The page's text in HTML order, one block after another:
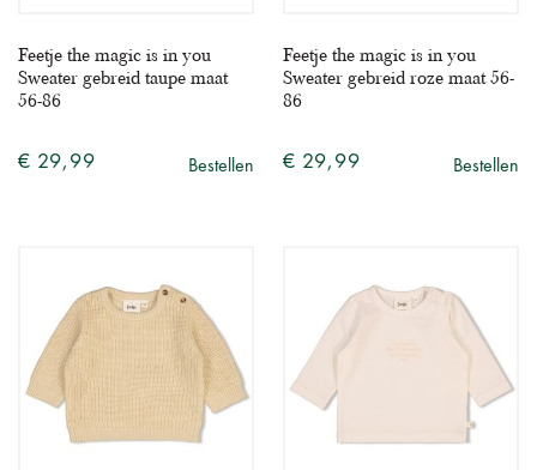
Feetje the magic is in you
Sweater gebreid taupe maat
56-86
€ 29,99 Bestellen
Feetje the magic is in you
Sweater gebreid roze maat 56-
86
€ 29,99 Bestellen